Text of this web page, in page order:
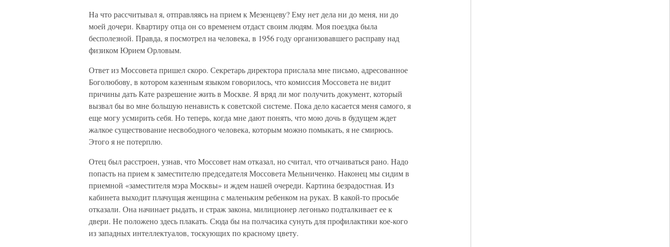
На что рассчитывал я, отправляясь на прием к Мезенцеву? Ему нет дела ни до меня, ни до
моей дочери. Квартиру отца он со временем отдаст своим людям. Моя поездка была
бесполезной. Правда, я посмотрел на человека, в 1956 году организовавшего расправу над
физиком Юрием Орловым.
Ответ из Моссовета пришел скоро. Секретарь директора прислала мне письмо, адресованное
Боголюбову, в котором казенным языком говорилось, что комиссия Моссовета не видит
причины дать Кате разрешение жить в Москве. Я вряд ли мог получить документ, который
вызвал бы во мне большую ненависть к советской системе. Пока дело касается меня самого, я
еще могу усмирить себя. Но теперь, когда мне дают понять, что мою дочь в будущем ждет
жалкое существование несвободного человека, которым можно помыкать, я не смирюсь.
Этого я не потерплю.
Отец был расстроен, узнав, что Моссовет нам отказал, но считал, что отчаиваться рано. Надо
попасть на прием к заместителю председателя Моссовета Мельниченко. Наконец мы сидим в
приемной «заместителя мэра Москвы» и ждем нашей очереди. Картина безрадостная. Из
кабинета выходит плачущая женщина с маленьким ребенком на руках. В какой-то просьбе
отказали. Она начинает рыдать, и страж закона, милиционер легонько подталкивает ее к
двери. Не положено здесь плакать. Сюда бы на полчасика сунуть для профилактики кое-кого
из западных интеллектуалов, тоскующих по красному цвету.